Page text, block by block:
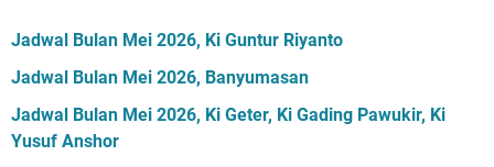
Jadwal Bulan Mei 2026, Ki Guntur Riyanto
Jadwal Bulan Mei 2026, Banyumasan
Jadwal Bulan Mei 2026, Ki Geter, Ki Gading Pawukir, Ki
Yusuf Anshor